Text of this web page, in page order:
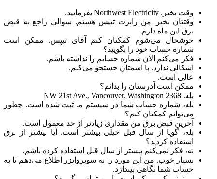
وقت بخیر. Northwest Electricity بفرمایید.
وقتتان بخیر. من رابرت تیپس هستم. سوالی راجع به قبض
برق این ماه دارم.
خوشحال می‌شوم کمکتان کنم آقای تیپس. ممکن است
شماره حساب خود را بگویید؟
فکر می‌کنم الان شماره حسابم را نداشته باشم.
اشکالی ندارد. با اسمتان جستجو می‌کنم.
عالی است.
ممکن است آدرستان را بدانم؟
بله. 2368 NW 21st Ave., Vancouver, Washington
بله، شماره حساب شما در سیستم ما ثبت شده است. چطور
می‌توانم کمکتان کنم؟
آخرین قبض برق من مقداری زیادتر از حد معمول است.
بله، گویا از سال قبل خیلی بیشتر است. آیا بیشتر از برق
استفاده کردید؟
نه، فکر نمی‌کنم بیشتر از سال قبل استفاده کرده باشم.
بسیار خوب. من این مورد را به سوپروایزر اطلاع می‌دهم تا به
حساب شما نگاهی بیندازد.